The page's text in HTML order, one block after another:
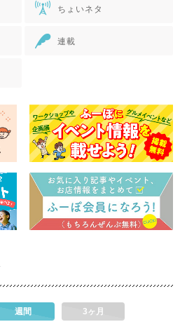
ちょいネタ
連載
週間 3ヶ月